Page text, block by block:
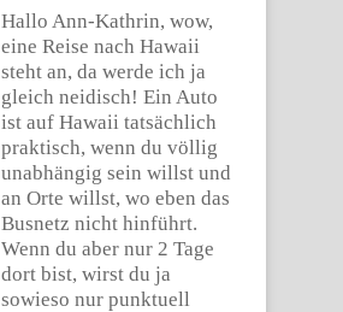
Hallo Ann-Kathrin, wow,
eine Reise nach Hawaii
steht an, da werde ich ja
gleich neidisch! Ein Auto
ist auf Hawaii tatsächlich
praktisch, wenn du völlig
unabhängig sein willst und
an Orte willst, wo eben das
Busnetz nicht hinführt.
Wenn du aber nur 2 Tage
dort bist, wirst du ja
sowieso nur punktuell